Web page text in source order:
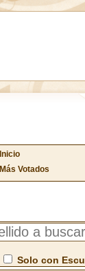
Inicio
Más Votados
Solo con